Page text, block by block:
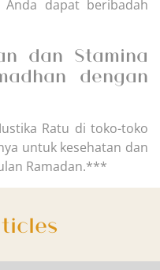
Anda dapat beribadah
dan Stamina
dengan
Ratu di toko-toko
untuk kesehatan dan
Ramadan.***